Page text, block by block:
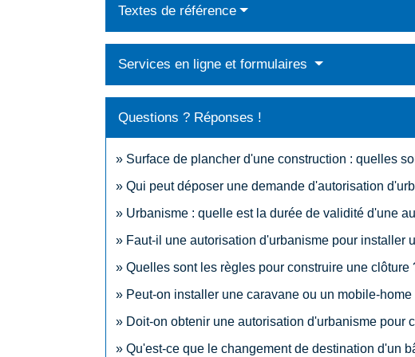
Textes de référence
Services en ligne et formulaires
Questions ? Réponses !
Surface de plancher d'une construction : quelles
Qui peut déposer une demande d'autorisation
Urbanisme : quelle est la durée de validité d'une
Faut-il une autorisation d'urbanisme pour installer
Quelles sont les règles pour construire une clôture
Peut-on installer une caravane ou un mobile-
Doit-on obtenir une autorisation d'urbanisme pour
Qu'est-ce que le changement de destination d'un